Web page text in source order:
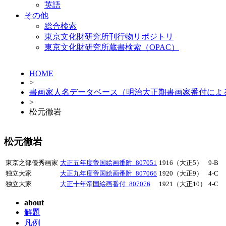
英語
その他
総合検索
東京文化財研究所刊行物リポジトリ
東京文化財研究所蔵書検索（OPAC）
HOME
>
書画家人名データベース（明治大正期書画家番付によ
>
松元徹岩
松元徹岩
東京之部優秀画家 大正五年度帝国絵画番附_807051 1916（大正5）
9-B
独立大家
大正九年度帝国絵画番附_807066 1920（大正9）
4-C
独立大家
大正十年帝国絵画番付_807076 1921（大正10） 4-C
about
解題
凡例